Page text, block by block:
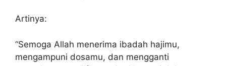
Artinya:
“Semoga Allah menerima ibadah hajimu,
mengampuni dosamu, dan mengganti